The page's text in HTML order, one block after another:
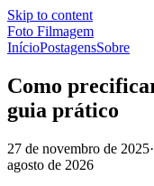
Skip to content
Foto Filmagem
InícioPostagensSobre
Como
guia prático
27 de novembro de 2025·
agosto de 2026